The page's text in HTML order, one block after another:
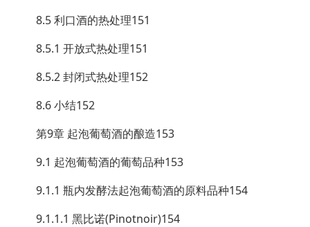
8.5 利口酒的热处理151
8.5.1 开放式热处理151
8.5.2 封闭式热处理152
8.6 小结152
第9章 起泡葡萄酒的酿造153
9.1 起泡葡萄酒的葡萄品种153
9.1.1 瓶内发酵法起泡葡萄酒的原料品种154
9.1.1.1 黑比诺(Pinotnoir)154